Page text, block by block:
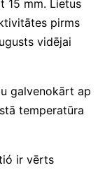
15 mm. Lietus
pirms
vidējai
galvenokārt ap
temperatūra
ir vērts